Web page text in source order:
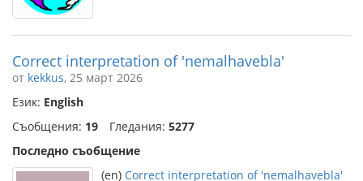
Correct interpretation of 'nemalhavebla'
от kekkus, 25 март 2026
Език: English
Съобщения: 19 Гледания: 5277
Последно съобщение
(en) Correct interpretation of 'nemalhavebla'